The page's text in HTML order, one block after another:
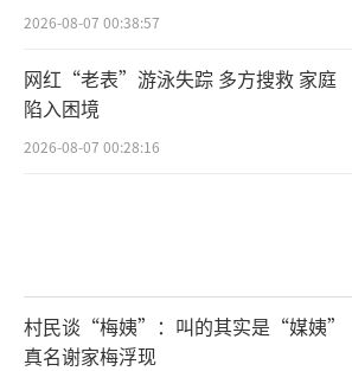
2026-08-07 00:38:57
网红“老表”游泳失踪 多方搜救 家庭
陷入困境
2026-08-07 00:28:16
村民谈“梅姨”：叫的其实是“媒姨”
真名谢家梅浮现